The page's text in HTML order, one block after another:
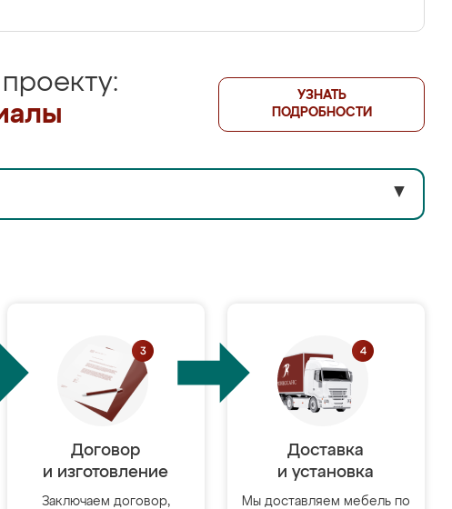
УЗНАТЬ
ПОДРОБНОСТИ
▼
Договор
и изготовление
Заключаем договор,
Доставка
и установка
Мы доставляем мебель по